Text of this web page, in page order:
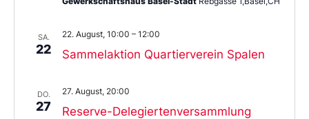
SA.
22 Sammelaktion Quartierverein Spalen
22. August, 10:00 – 12:00
DO.
27 Reserve-Delegiertenversammlung
27. August, 20:00